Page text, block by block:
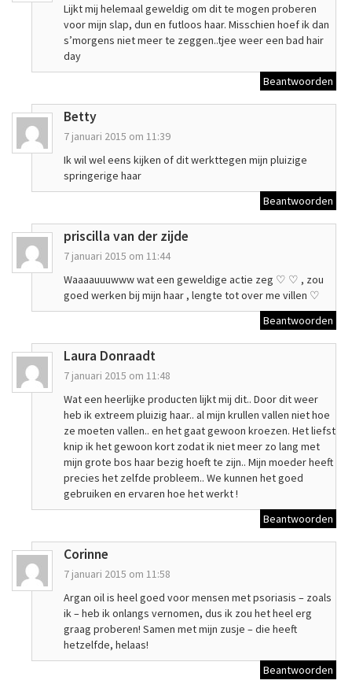
Lijkt mij helemaal geweldig om dit te mogen proberen
voor mijn slap, dun en futloos haar. Misschien hoef ik dan
s’morgens niet meer te zeggen..tjee weer een bad hair
day
Beantwoorden
Betty
7 januari 2015 om 11:39
Ik wil wel eens kijken of dit werkttegen mijn pluizige
springerige haar
Beantwoorden
priscilla van der zijde
7 januari 2015 om 11:44
Waaaauuuwww wat een geweldige actie zeg ♡ ♡ , zou
goed werken bij mijn haar , lengte tot over me villen ♡
Beantwoorden
Laura Donraadt
7 januari 2015 om 11:48
Wat een heerlijke producten lijkt mij dit.. Door dit weer
heb ik extreem pluizig haar.. al mijn krullen vallen niet hoe
ze moeten vallen.. en het gaat gewoon kroezen. Het liefst
knip ik het gewoon kort zodat ik niet meer zo lang met
mijn grote bos haar bezig hoeft te zijn.. Mijn moeder heeft
precies het zelfde probleem.. We kunnen het goed
gebruiken en ervaren hoe het werkt !
Beantwoorden
Corinne
7 januari 2015 om 11:58
Argan oil is heel goed voor mensen met psoriasis – zoals
ik – heb ik onlangs vernomen, dus ik zou het heel erg
graag proberen! Samen met mijn zusje – die heeft
hetzelfde, helaas!
Beantwoorden